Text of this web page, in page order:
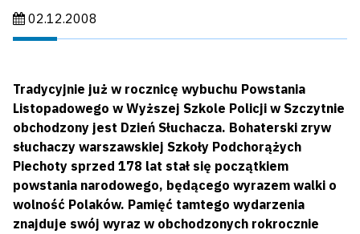
Data publikacji:
02.12.2008
Tradycyjnie już w rocznicę wybuchu Powstania
Listopadowego w Wyższej Szkole Policji w Szczytnie
obchodzony jest Dzień Słuchacza. Bohaterski zryw
słuchaczy warszawskiej Szkoły Podchorążych
Piechoty sprzed 178 lat stał się początkiem
powstania narodowego, będącego wyrazem walki o
wolność Polaków. Pamięć tamtego wydarzenia
znajduje swój wyraz w obchodzonych rokrocznie